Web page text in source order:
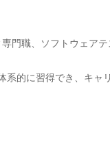
門職、ソフトウェア
的に習得でき、キ